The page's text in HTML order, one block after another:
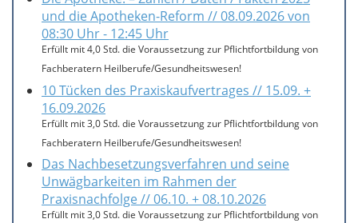
und die Apotheken-Reform // 08.09.2026 von
08:30 Uhr - 12:45 Uhr
Erfüllt mit 4,0 Std. die Voraussetzung zur Pflichtfortbildung von
Fachberatern Heilberufe/Gesundheitswesen!
10 Tücken des Praxiskaufvertrages // 15.09. +
16.09.2026
Erfüllt mit 3,0 Std. die Voraussetzung zur Pflichtfortbildung von
Fachberatern Heilberufe/Gesundheitswesen!
Das Nachbesetzungsverfahren und seine
Unwägbarkeiten im Rahmen der
Praxisnachfolge // 06.10. + 08.10.2026
Erfüllt mit 3,0 Std. die Voraussetzung zur Pflichtfortbildung von